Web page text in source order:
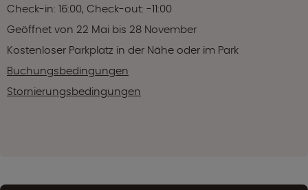
Check-in: 16:00, Check-out: -11:00
Geöffnet von 22 Mai bis 28 November
Kostenloser Parkplatz in der Nähe oder im Park
Buchungsbedingungen
Stornierungsbedingungen